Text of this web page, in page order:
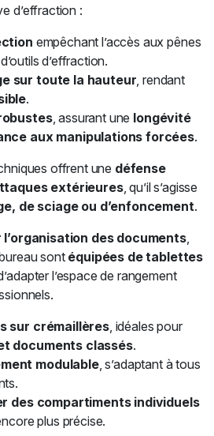
d’effraction :
empêchant l’accès aux pênes
d’effraction.
sur toute la hauteur , rendant
.
, assurant une longévité
aux manipulations forcées.
offrent une défense
extérieures, qu’il s’agisse
de sciage ou d’enfoncement.
des documents,
sont équipées de tablettes
l’espace de rangement
sur crémaillères, idéales pour
documents classés.
modulable, s’adaptant à tous
des compartiments individuels
plus précise.